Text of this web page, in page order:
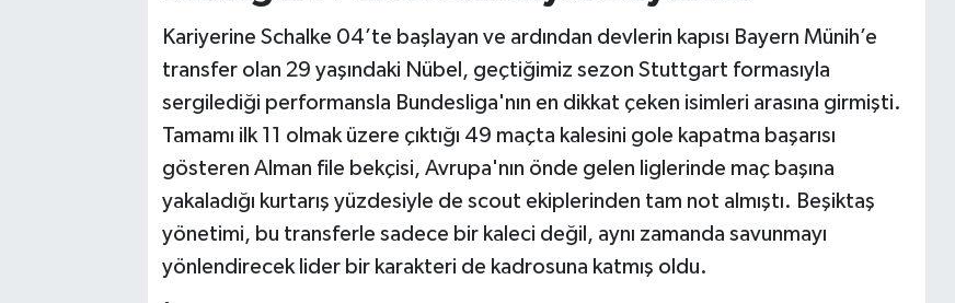
Kariyerine Schalke 04’te başlayan ve ardından devlerin kapısı Bayern Münih’e
transfer olan 29 yaşındaki Nübel, geçtiğimiz sezon Stuttgart formasıyla
sergilediği performansla Bundesliga'nın en dikkat çeken isimleri arasına girmişti.
Tamamı ilk 11 olmak üzere çıktığı 49 maçta kalesini gole kapatma başarısı
gösteren Alman file bekçisi, Avrupa'nın önde gelen liglerinde maç başına
yakaladığı kurtarış yüzdesiyle de scout ekiplerinden tam not almıştı. Beşiktaş
yönetimi, bu transferle sadece bir kaleci değil, aynı zamanda savunmayı
yönlendirecek lider bir karakteri de kadrosuna katmış oldu.